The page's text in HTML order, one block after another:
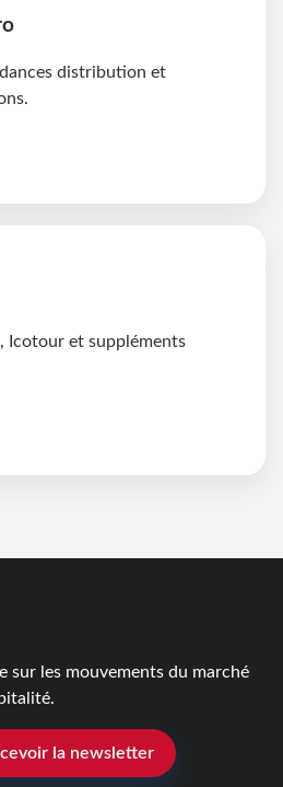
distribution et
Icotour et suppléments
sur les mouvements du marché
la newsletter